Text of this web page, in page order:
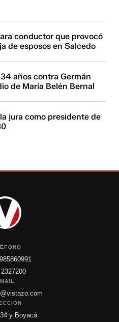
conductor que provocó
de esposos en Salcedo
años contra Germán
de María Belén Bernal
jura como presidente de
y Boyacá